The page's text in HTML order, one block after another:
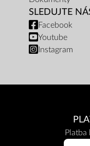
SLEDUJTE
Facebook
Youtube
Instagram
Platba